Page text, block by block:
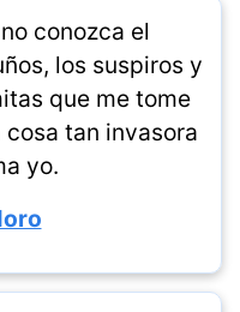
conozca el
los suspiros y
que me tome
tan invasora
yo.